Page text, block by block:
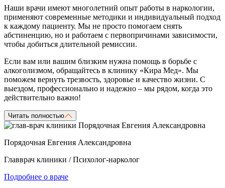
Наши врачи имеют многолетний опыт работы в наркологии,
применяют современные методики и индивидуальный подход
к каждому пациенту. Мы не просто помогаем снять
абстиненцию, но и работаем с первопричинами зависимости,
чтобы добиться длительной ремиссии.
Если вам или вашим близким нужна помощь в борьбе с
алкоголизмом, обращайтесь в клинику «Кира Мед». Мы
поможем вернуть трезвость, здоровье и качество жизни. С
выездом, профессионально и надежно – мы рядом, когда это
действительно важно!
Читать полностью
Порядочная Евгения Александровна
Главврач клиники / Психолог-нарколог
Подробнее о враче